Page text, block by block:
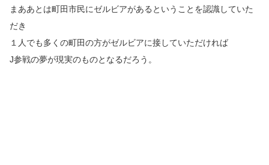
まああとは町田市民にゼルビアがあるということを認識していた
だき
１人でも多くの町田の方がゼルビアに接していただければ
J参戦の夢が現実のものとなるだろう。